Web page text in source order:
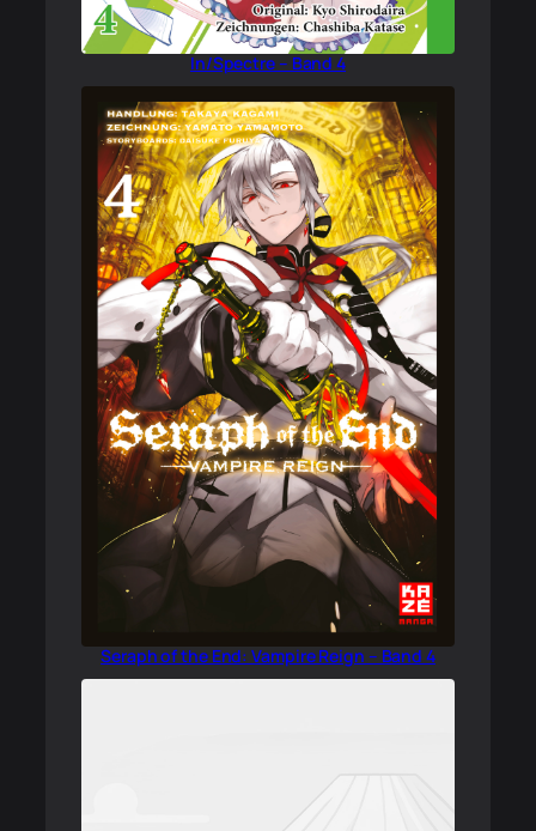
In/Spectre – Band 4
Seraph of the End: Vampire Reign – Band 4